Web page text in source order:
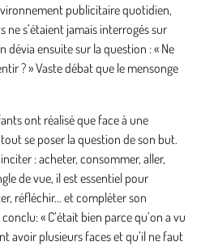
publicitaire quotidien,
ne s’étaient jamais interrogés sur
dévia ensuite sur la question : « Ne
? » Vaste débat que le mensonge
ont réalisé que face à une
se poser la question de son but.
: acheter, consommer, aller,
de vue, il est essentiel pour
réfléchir… et compléter son
« C’était bien parce qu’on a vu
avoir plusieurs faces et qu’il ne faut